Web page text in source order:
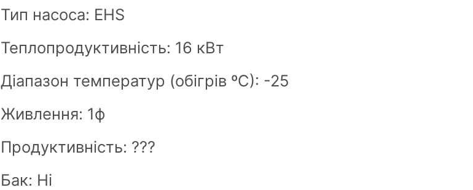
Тип насоса: EHS
Теплопродуктивність: 16 кВт
Діапазон температур (обігрів ºС): -25
Живлення: 1ф
Продуктивність: ???
Бак: Ні